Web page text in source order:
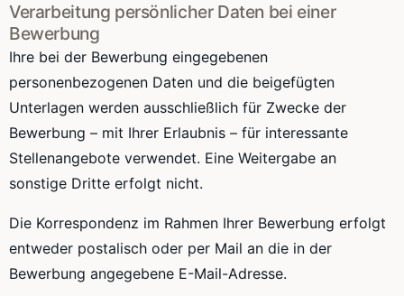
Verarbeitung persönlicher Daten bei einer
Bewerbung
Ihre bei der Bewerbung eingegebenen
personenbezogenen Daten und die beigefügten
Unterlagen werden ausschließlich für Zwecke der
Bewerbung – mit Ihrer Erlaubnis – für interessante
Stellenangebote verwendet. Eine Weitergabe an
sonstige Dritte erfolgt nicht.
Die Korrespondenz im Rahmen Ihrer Bewerbung erfolgt
entweder postalisch oder per Mail an die in der
Bewerbung angegebene E-Mail-Adresse.